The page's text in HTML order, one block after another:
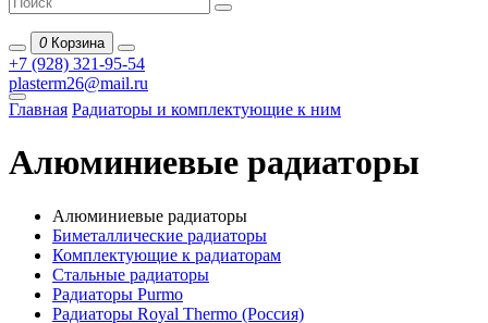
0 Корзина
+7 (928) 321-95-54
plasterm26@mail.ru
Главная Радиаторы и комплектующие к ним
Алюминиевые радиаторы
Алюминиевые радиаторы
Биметаллические радиаторы
Комплектующие к радиаторам
Стальные радиаторы
Радиаторы Purmo
Радиаторы Royal Thermo (Россия)